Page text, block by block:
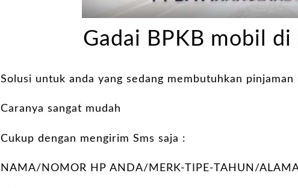
Gadai BPKB mobil
Solusi untuk anda yang sedang membutuhkan
Caranya sangat mudah
Cukup dengan mengirim Sms saja :
NAMA/NOMOR HP ANDA/MERK-TIPE-TAHUN/